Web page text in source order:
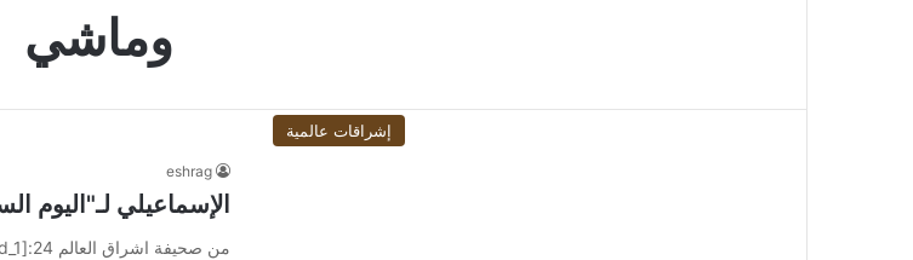
وماشي
إشراقات عالمية
eshrag
الإسماعيلي